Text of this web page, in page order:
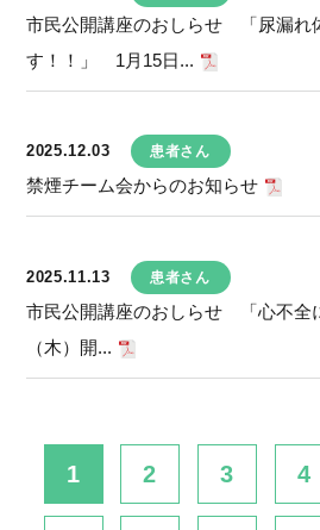
市民公開講座のおしらせ 「尿漏れ
す！！」 1月15日...
2025.12.03 患者さん
禁煙チーム会からのお知らせ
2025.11.13 患者さん
市民公開講座のおしらせ 「心不全
（木）開...
1 2 3 4